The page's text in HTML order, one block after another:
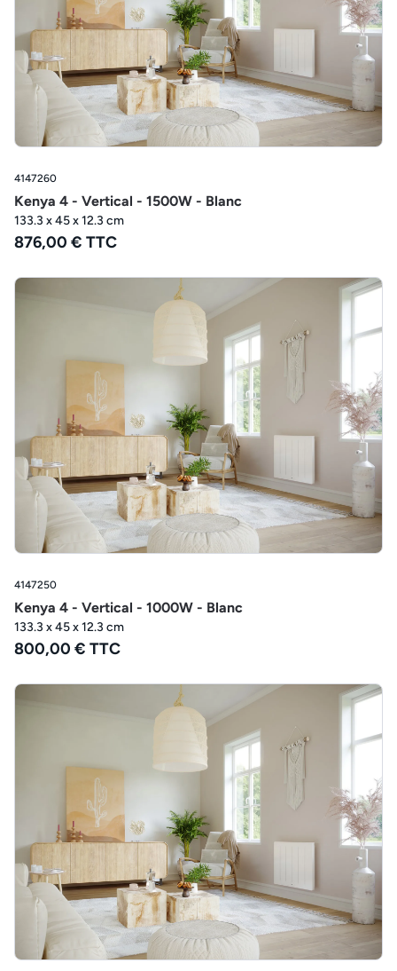
4147260
Kenya 4 - Vertical - 1500W - Blanc
133.3 x 45 x 12.3 cm
876,00 € TTC
4147250
Kenya 4 - Vertical - 1000W - Blanc
133.3 x 45 x 12.3 cm
800,00 € TTC